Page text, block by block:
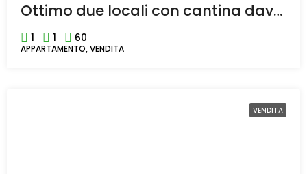
Ottimo due locali con cantina davanti alla stazione di Bollate.
1 1 60
APPARTAMENTO, VENDITA
VENDITA